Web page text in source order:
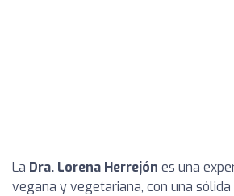
La Dra. Lorena Herrejón es una
vegana y vegetariana, con una